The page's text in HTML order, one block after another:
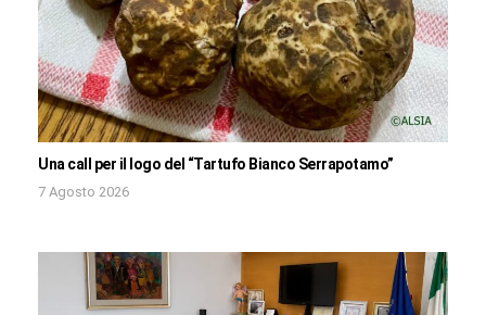
Una call per il logo del “Tartufo Bianco Serrapotamo”
7 Agosto 2026